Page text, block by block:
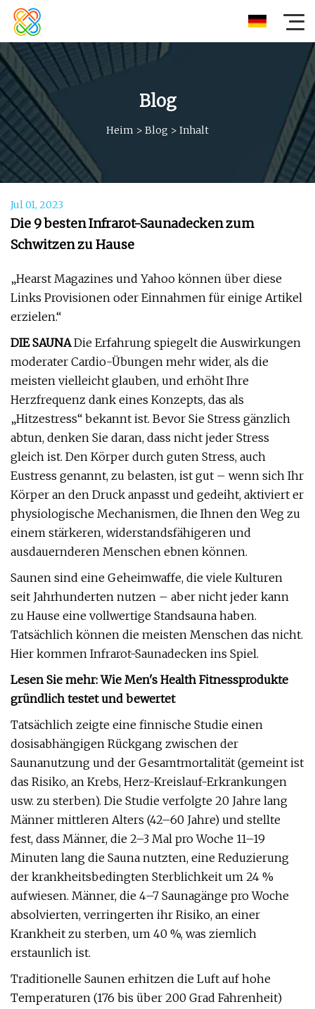
Blog
Heim > Blog > Inhalt
Jul 01, 2023
Die 9 besten Infrarot-Saunadecken zum
Schwitzen zu Hause
„Hearst Magazines und Yahoo können über diese
Links Provisionen oder Einnahmen für einige Artikel
erzielen.“
DIE SAUNADie Erfahrung spiegelt die Auswirkungen
moderater Cardio-Übungen mehr wider, als die
meisten vielleicht glauben, und erhöht Ihre
Herzfrequenz dank eines Konzepts, das als
„Hitzestress“ bekannt ist. Bevor Sie Stress gänzlich
abtun, denken Sie daran, dass nicht jeder Stress
gleich ist. Den Körper durch guten Stress, auch
Eustress genannt, zu belasten, ist gut – wenn sich Ihr
Körper an den Druck anpasst und gedeiht, aktiviert er
physiologische Mechanismen, die Ihnen den Weg zu
einem stärkeren, widerstandsfähigeren und
ausdauernderen Menschen ebnen können.
Saunen sind eine Geheimwaffe, die viele Kulturen
seit Jahrhunderten nutzen – aber nicht jeder kann
zu Hause eine vollwertige Standsauna haben.
Tatsächlich können die meisten Menschen das nicht.
Hier kommen Infrarot-Saunadecken ins Spiel.
Lesen Sie mehr: Wie Men's Health Fitnessprodukte
gründlich testet und bewertet
Tatsächlich zeigte eine finnische Studie einen
dosisabhängigen Rückgang zwischen der
Saunanutzung und der Gesamtmortalität (gemeint ist
das Risiko, an Krebs, Herz-Kreislauf-Erkrankungen
usw. zu sterben). Die Studie verfolgte 20 Jahre lang
Männer mittleren Alters (42–60 Jahre) und stellte
fest, dass Männer, die 2–3 Mal pro Woche 11–19
Minuten lang die Sauna nutzten, eine Reduzierung
der krankheitsbedingten Sterblichkeit um 24 %
aufwiesen. Männer, die 4–7 Saunagänge pro Woche
absolvierten, verringerten ihr Risiko, an einer
Krankheit zu sterben, um 40 %, was ziemlich
erstaunlich ist.
Traditionelle Saunen erhitzen die Luft auf hohe
Temperaturen (176 bis über 200 Grad Fahrenheit)